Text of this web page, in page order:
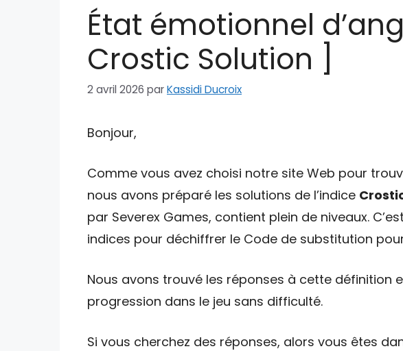
État émotionnel
Crostic Solution ]
2 avril 2026 parKassidi Ducroix
Bonjour,
Comme vous avez choisi notre site Web pour
nous avons préparé les solutions de l’indice
par Severex Games, contient plein de niveaux.
indices pour déchiffrer le Code de substitution
Nous avons trouvé les réponses à cette définition
progression dans le jeu sans difficulté.
Si vous cherchez des réponses, alors vous êtes